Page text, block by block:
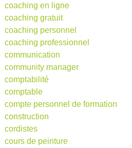
coaching en ligne
coaching gratuit
coaching personnel
coaching professionnel
communication
community manager
comptabilité
comptable
compte personnel de formation
construction
cordistes
cours de peinture